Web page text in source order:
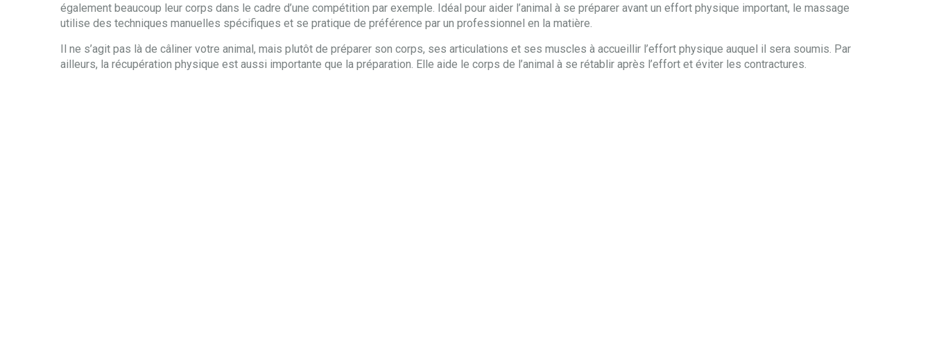
également beaucoup leur corps dans le cadre d’une compétition par exemple. Idéal pour aider l’animal à se préparer avant un effort physique important, le massage
utilise des techniques manuelles spécifiques et se pratique de préférence par un professionnel en la matière.
Il ne s’agit pas là de câliner votre animal, mais plutôt de préparer son corps, ses articulations et ses muscles à accueillir l’effort physique auquel il sera soumis. Par
ailleurs, la récupération physique est aussi importante que la préparation. Elle aide le corps de l’animal à se rétablir après l’effort et éviter les contractures.